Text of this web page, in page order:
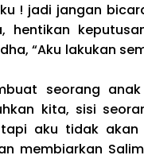
! jadi jangan
hentikan
“Aku lakukan
seorang
kita, sisi
aku tidak akan
membiarkan